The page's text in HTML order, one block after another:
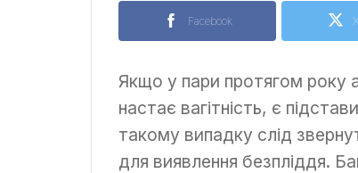
Facebook
Якщо у пари протягом року
настає вагітність, є
такому випадку слід
для виявлення безпліддя.